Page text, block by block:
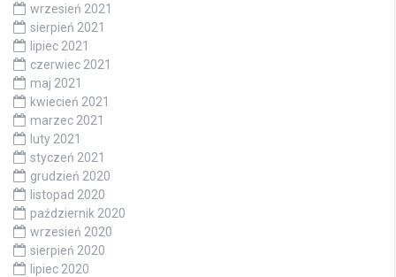
wrzesień 2021
sierpień 2021
lipiec 2021
czerwiec 2021
maj 2021
kwiecień 2021
marzec 2021
luty 2021
styczeń 2021
grudzień 2020
listopad 2020
październik 2020
wrzesień 2020
sierpień 2020
lipiec 2020